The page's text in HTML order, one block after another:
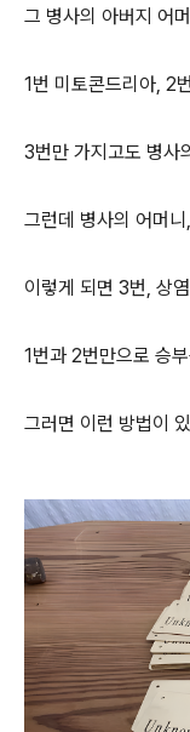
그 병사의 아버지 어
1번 미토콘드리아, 2
3번만 가지고도 병사
그런데 병사의 어머
이렇게 되면 3번, 상
1번과 2번만으로 승
그러면 이런 방법이